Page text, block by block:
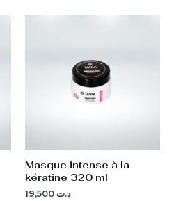
Masque intense à la
kératine 320 ml
د.ت